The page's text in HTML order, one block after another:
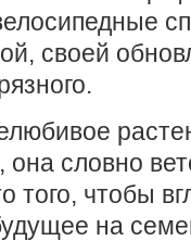
своей
словно
чтобы
на